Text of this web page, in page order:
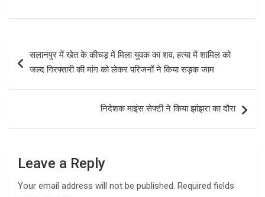
ce
o
st
o
d
ail ar
e
navigation
सलानपुर में खेत के कीचड़ में मिला युवक का शव, हत्या में शामिल को
जल्द गिरफ्तारी की मांग को लेकर परिजनों ने किया सड़क जाम
निदेशक माइंस सेफ्टी ने किया झांझरा का दौरा
Leave a Reply
Your email address will not be published. Required fields